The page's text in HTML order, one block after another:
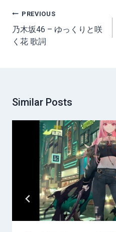
Post
navigation
PREVIOUS
乃木坂46 – ゆっくりと咲
く花 歌詞
Similar Posts